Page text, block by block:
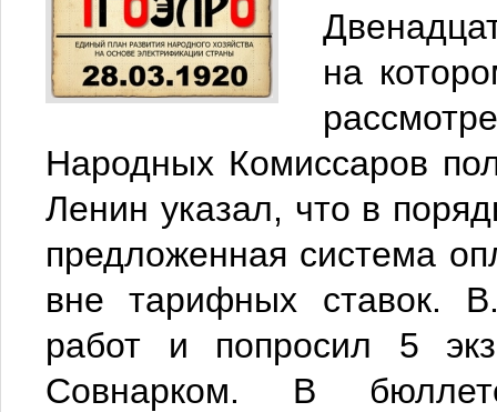
на
Народных Комиссаров
Ленин указал, что в
предложенная система
вне тарифных ставок.
работ и попросил 5
Совнарком. В